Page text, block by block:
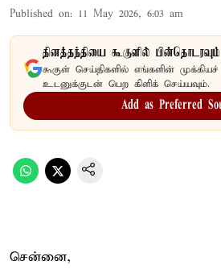
Published on: 11 May 2026, 6:03 am
தினத்தந்தியை கூகுளில் பின்தொடரவும்
கூகுள் செய்திகளில் எங்களின்
உடனுக்குடன் பெற கிளிக் செய்யவும்.
Add as Preferred
சென்னை,